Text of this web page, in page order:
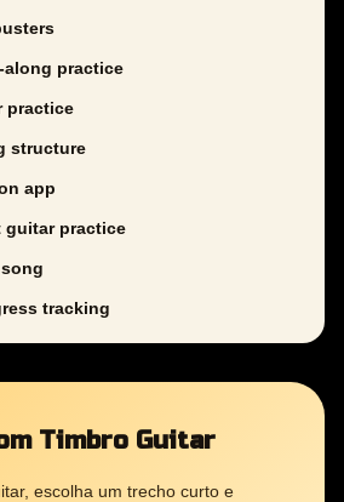
along practice
practice
structure
app
guitar practice
tracking
Timbro Guitar
escolha um trecho curto e